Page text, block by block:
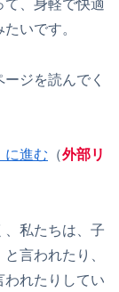
、身軽で快適
いです。
ジを読んでく
に進む （外部リ
私たちは、子
と言われたり、
われたりしてい